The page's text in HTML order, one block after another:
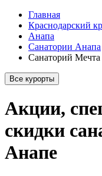
Главная
Краснодарский
Анапа
Санатории Анапа
Санаторий
Все курорты
Акции,
скидки
Анапе